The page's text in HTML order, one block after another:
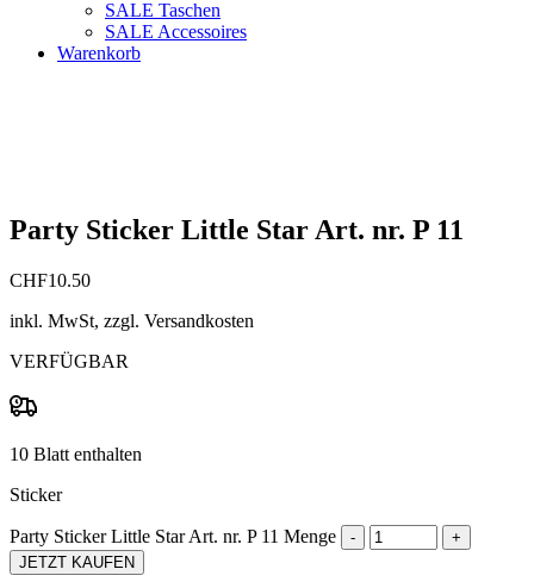
SALE Taschen
SALE Accessoires
Warenkorb
Party Sticker Little Star Art. nr. P 11
CHF10.50
inkl. MwSt, zzgl. Versandkosten
VERFÜGBAR
10 Blatt enthalten
Sticker
Party Sticker Little Star Art. nr. P 11 Menge
JETZT KAUFEN